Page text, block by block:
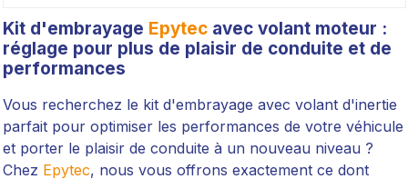
Kit d'embrayage Epytecavec volant moteur :
réglage pour plus de plaisir de conduite et de
performances
Vous recherchez le kit d'embrayage avec volant d'inertie
parfait pour optimiser les performances de votre véhicule
et porter le plaisir de conduite à un nouveau niveau ?
Chez Epytec, nous vous offrons exactement ce dont